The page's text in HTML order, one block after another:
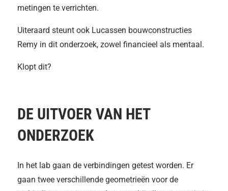
metingen te verrichten.
Uiteraard steunt ook Lucassen bouwconstructies
Remy in dit onderzoek, zowel financieel als mentaal.
Klopt dit?
DE UITVOER VAN HET
ONDERZOEK
In het lab gaan de verbindingen getest worden. Er
gaan twee verschillende geometrieën voor de